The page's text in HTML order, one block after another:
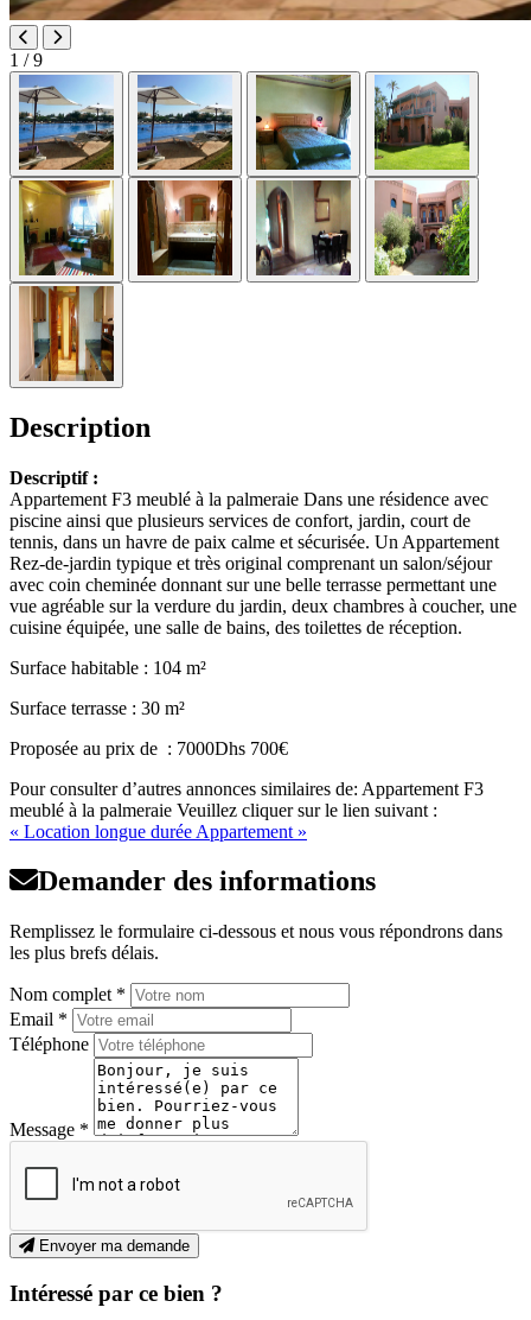
1 / 9
Description
Descriptif :
Appartement F3 meublé à la palmeraie Dans une résidence avec
piscine ainsi que plusieurs services de confort, jardin, court de
tennis, dans un havre de paix calme et sécurisée. Un Appartement
Rez-de-jardin typique et très original comprenant un salon/séjour
avec coin cheminée donnant sur une belle terrasse permettant une
vue agréable sur la verdure du jardin, deux chambres à coucher, une
cuisine équipée, une salle de bains, des toilettes de réception.
Surface habitable : 104 m²
Surface terrasse : 30 m²
Proposée au prix de : 7000Dhs 700€
Pour consulter d’autres annonces similaires de: Appartement F3
meublé à la palmeraie Veuillez cliquer sur le lien suivant :
« Location longue durée Appartement »
Demander des informations
Remplissez le formulaire ci-dessous et nous vous répondrons dans
les plus brefs délais.
Nom complet *
Email *
Téléphone
Message *
Envoyer ma demande
Intéressé par ce bien ?